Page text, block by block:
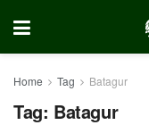
Home Tag Batagur
Tag: Batagur